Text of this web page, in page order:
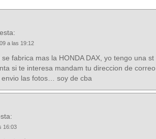
a las 19:12
fabrica mas la HONDA DAX, yo tengo una st
si te interesa mandam tu direccion de correo
envio las fotos… soy de cba
16:03